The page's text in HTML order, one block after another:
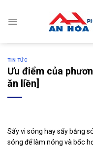
content
TIN TỨC
Ưu điểm của
ăn liền]
Sấy vi sóng hay sấy bằng
sóng để làm nóng và bốc